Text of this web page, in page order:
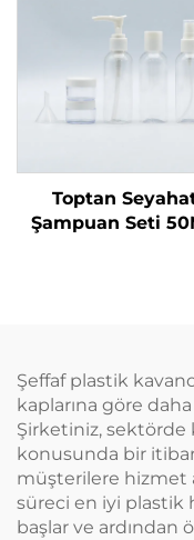
Toptan
Şampuan Seti
Şeffaf plastik
kaplarına göre
Şirketiniz, sektörde
konusunda bir itibar
müşterilere hizmet
süreci en iyi plastik
başlar ve ardından